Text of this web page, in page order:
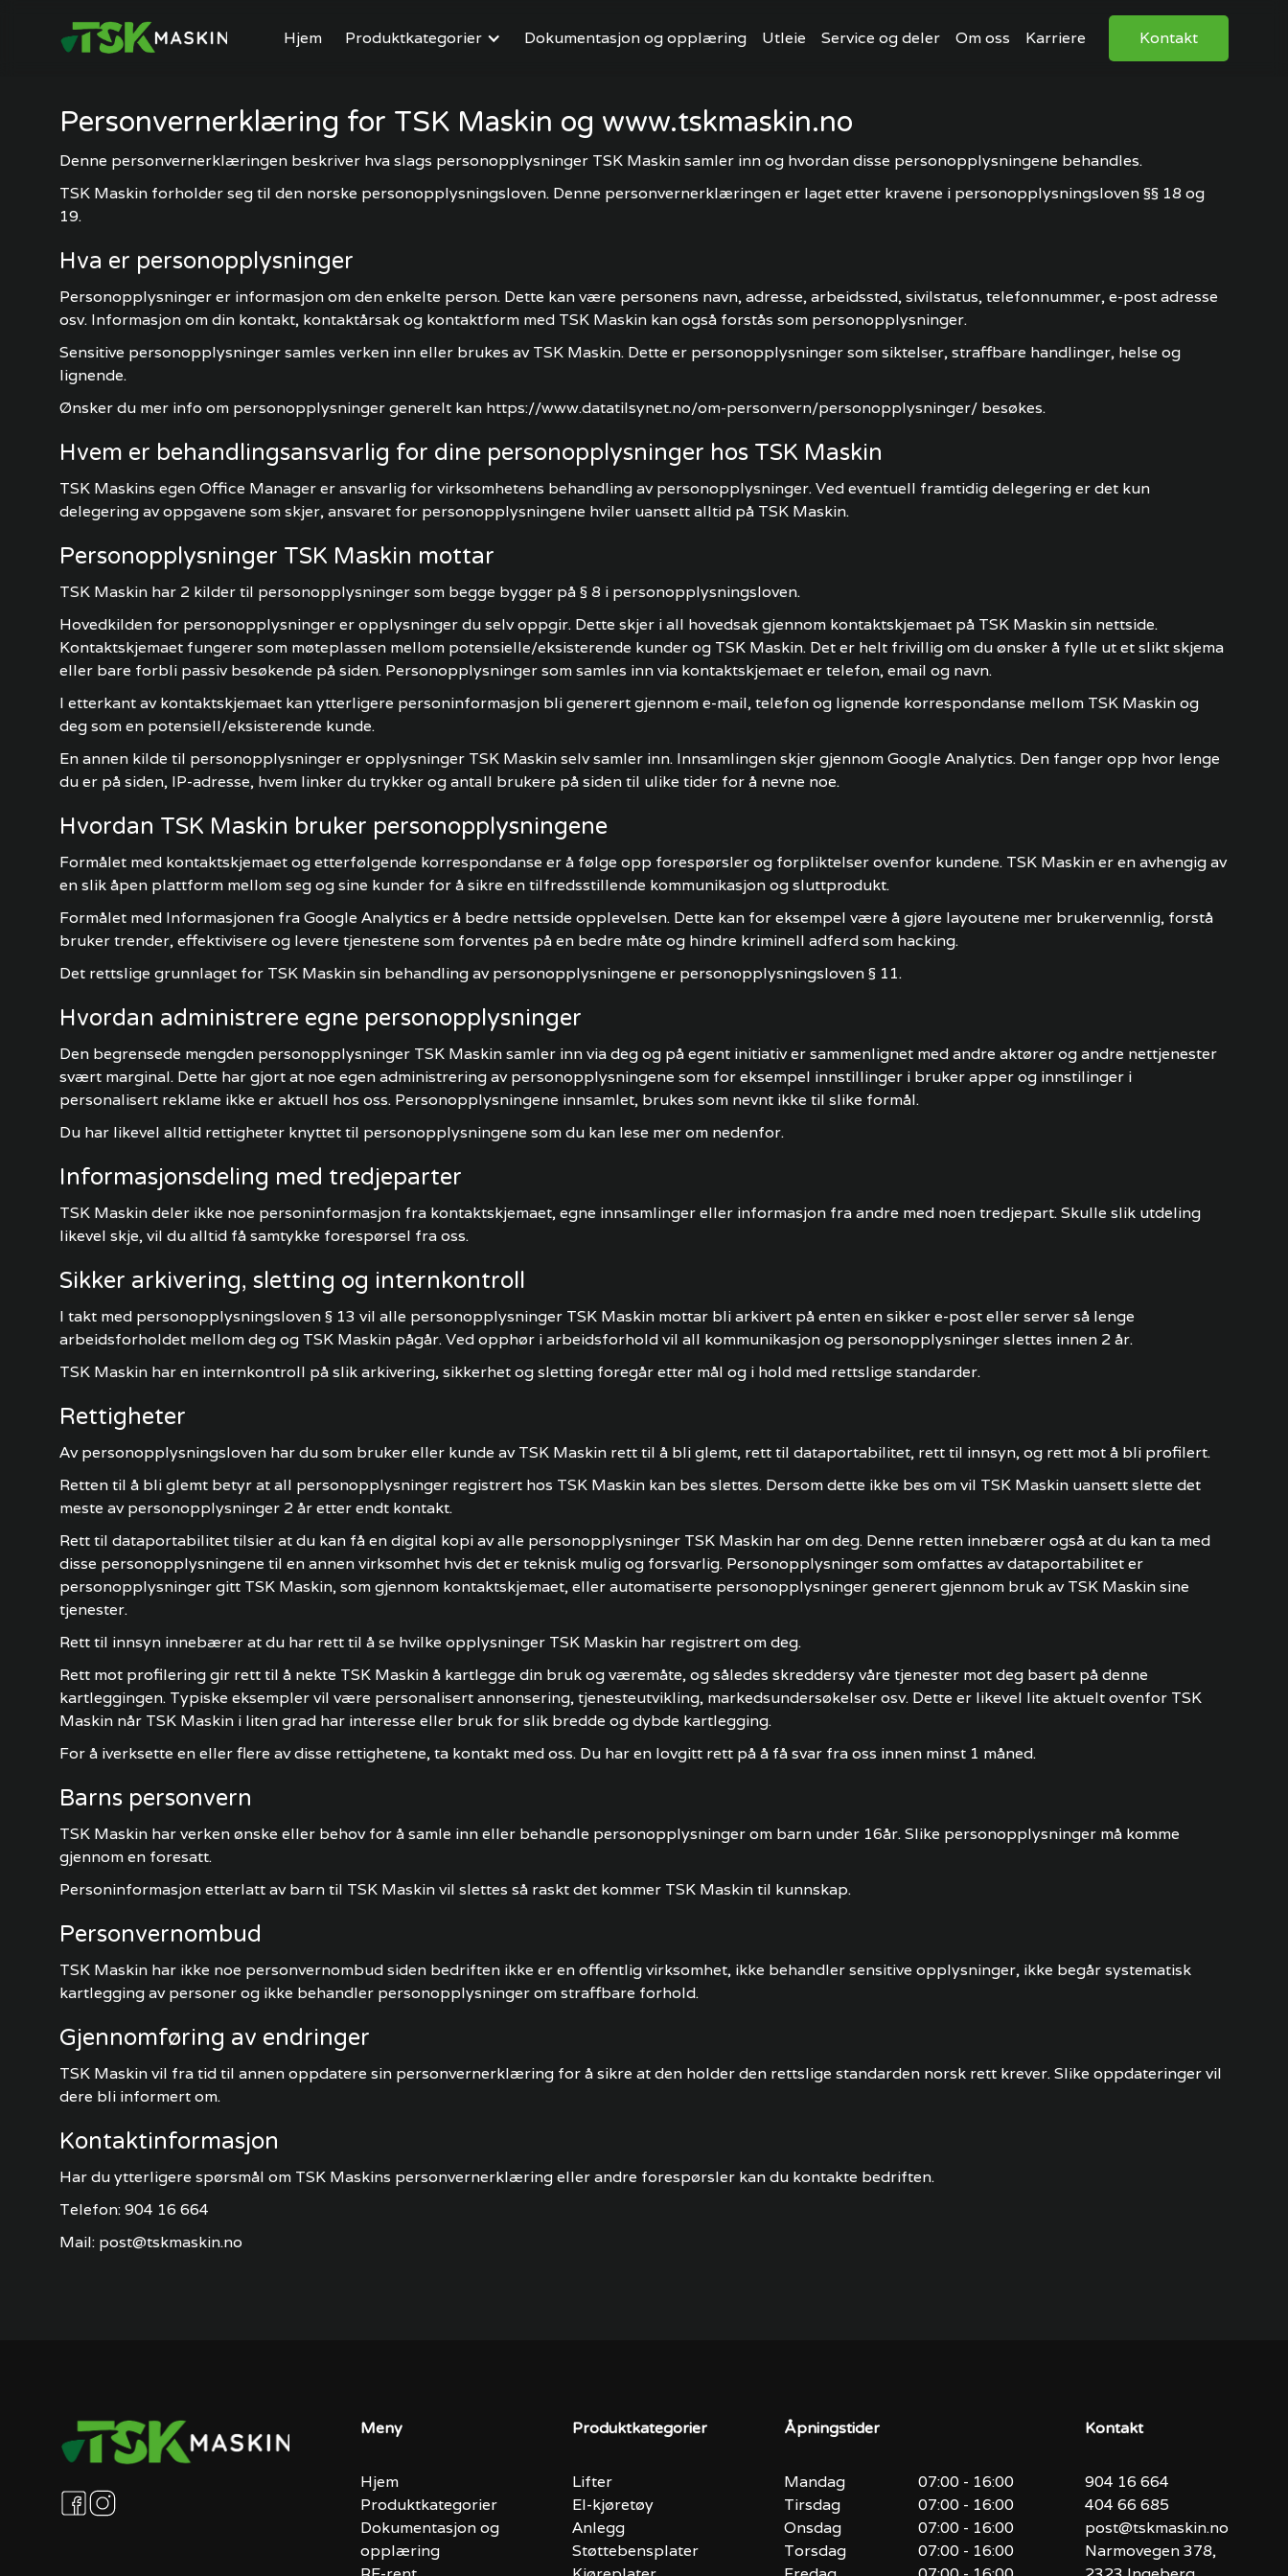
Hjem Produktkategorier Dokumentasjon og opplæring Utleie Service og deler Om oss Karriere Kontakt
Personvernerklæring for TSK Maskin og www.tskmaskin.no
Denne personvernerklæringen beskriver hva slags personopplysninger TSK Maskin samler inn og hvordan disse personopplysningene behandles.
TSK Maskin forholder seg til den norske personopplysningsloven. Denne personvernerklæringen er laget etter kravene i personopplysningsloven §§ 18 og
19.
Hva er personopplysninger
Personopplysninger er informasjon om den enkelte person. Dette kan være personens navn, adresse, arbeidssted, sivilstatus, telefonnummer, e-post adresse
osv. Informasjon om din kontakt, kontaktårsak og kontaktform med TSK Maskin kan også forstås som personopplysninger.
Sensitive personopplysninger samles verken inn eller brukes av TSK Maskin. Dette er personopplysninger som siktelser, straffbare handlinger, helse og
lignende.
Ønsker du mer info om personopplysninger generelt kan https://www.datatilsynet.no/om-personvern/personopplysninger/ besøkes.
Hvem er behandlingsansvarlig for dine personopplysninger hos TSK Maskin
TSK Maskins egen Office Manager er ansvarlig for virksomhetens behandling av personopplysninger. Ved eventuell framtidig delegering er det kun
delegering av oppgavene som skjer, ansvaret for personopplysningene hviler uansett alltid på TSK Maskin.
Personopplysninger TSK Maskin mottar
TSK Maskin har 2 kilder til personopplysninger som begge bygger på § 8 i personopplysningsloven.
Hovedkilden for personopplysninger er opplysninger du selv oppgir. Dette skjer i all hovedsak gjennom kontaktskjemaet på TSK Maskin sin nettside.
Kontaktskjemaet fungerer som møteplassen mellom potensielle/eksisterende kunder og TSK Maskin. Det er helt frivillig om du ønsker å fylle ut et slikt skjema
eller bare forbli passiv besøkende på siden. Personopplysninger som samles inn via kontaktskjemaet er telefon, email og navn.
I etterkant av kontaktskjemaet kan ytterligere personinformasjon bli generert gjennom e-mail, telefon og lignende korrespondanse mellom TSK Maskin og
deg som en potensiell/eksisterende kunde.
En annen kilde til personopplysninger er opplysninger TSK Maskin selv samler inn. Innsamlingen skjer gjennom Google Analytics. Den fanger opp hvor lenge
du er på siden, IP-adresse, hvem linker du trykker og antall brukere på siden til ulike tider for å nevne noe.
Hvordan TSK Maskin bruker personopplysningene
Formålet med kontaktskjemaet og etterfølgende korrespondanse er å følge opp forespørsler og forpliktelser ovenfor kundene. TSK Maskin er en avhengig av
en slik åpen plattform mellom seg og sine kunder for å sikre en tilfredsstillende kommunikasjon og sluttprodukt.
Formålet med Informasjonen fra Google Analytics er å bedre nettside opplevelsen. Dette kan for eksempel være å gjøre layoutene mer brukervennlig, forstå
bruker trender, effektivisere og levere tjenestene som forventes på en bedre måte og hindre kriminell adferd som hacking.
Det rettslige grunnlaget for TSK Maskin sin behandling av personopplysningene er personopplysningsloven § 11.
Hvordan administrere egne personopplysninger
Den begrensede mengden personopplysninger TSK Maskin samler inn via deg og på egent initiativ er sammenlignet med andre aktører og andre nettjenester
svært marginal. Dette har gjort at noe egen administrering av personopplysningene som for eksempel innstillinger i bruker apper og innstilinger i
personalisert reklame ikke er aktuell hos oss. Personopplysningene innsamlet, brukes som nevnt ikke til slike formål.
Du har likevel alltid rettigheter knyttet til personopplysningene som du kan lese mer om nedenfor.
Informasjonsdeling med tredjeparter
TSK Maskin deler ikke noe personinformasjon fra kontaktskjemaet, egne innsamlinger eller informasjon fra andre med noen tredjepart. Skulle slik utdeling
likevel skje, vil du alltid få samtykke forespørsel fra oss.
Sikker arkivering, sletting og internkontroll
I takt med personopplysningsloven § 13 vil alle personopplysninger TSK Maskin mottar bli arkivert på enten en sikker e-post eller server så lenge
arbeidsforholdet mellom deg og TSK Maskin pågår. Ved opphør i arbeidsforhold vil all kommunikasjon og personopplysninger slettes innen 2 år.
TSK Maskin har en internkontroll på slik arkivering, sikkerhet og sletting foregår etter mål og i hold med rettslige standarder.
Rettigheter
Av personopplysningsloven har du som bruker eller kunde av TSK Maskin rett til å bli glemt, rett til dataportabilitet, rett til innsyn, og rett mot å bli profilert.
Retten til å bli glemt betyr at all personopplysninger registrert hos TSK Maskin kan bes slettes. Dersom dette ikke bes om vil TSK Maskin uansett slette det
meste av personopplysninger 2 år etter endt kontakt.
Rett til dataportabilitet tilsier at du kan få en digital kopi av alle personopplysninger TSK Maskin har om deg. Denne retten innebærer også at du kan ta med
disse personopplysningene til en annen virksomhet hvis det er teknisk mulig og forsvarlig. Personopplysninger som omfattes av dataportabilitet er
personopplysninger gitt TSK Maskin, som gjennom kontaktskjemaet, eller automatiserte personopplysninger generert gjennom bruk av TSK Maskin sine
tjenester.
Rett til innsyn innebærer at du har rett til å se hvilke opplysninger TSK Maskin har registrert om deg.
Rett mot profilering gir rett til å nekte TSK Maskin å kartlegge din bruk og væremåte, og således skreddersy våre tjenester mot deg basert på denne
kartleggingen. Typiske eksempler vil være personalisert annonsering, tjenesteutvikling, markedsundersøkelser osv. Dette er likevel lite aktuelt ovenfor TSK
Maskin når TSK Maskin i liten grad har interesse eller bruk for slik bredde og dybde kartlegging.
For å iverksette en eller flere av disse rettighetene, ta kontakt med oss. Du har en lovgitt rett på å få svar fra oss innen minst 1 måned.
Barns personvern
TSK Maskin har verken ønske eller behov for å samle inn eller behandle personopplysninger om barn under 16år. Slike personopplysninger må komme
gjennom en foresatt.
Personinformasjon etterlatt av barn til TSK Maskin vil slettes så raskt det kommer TSK Maskin til kunnskap.
Personvernombud
TSK Maskin har ikke noe personvernombud siden bedriften ikke er en offentlig virksomhet, ikke behandler sensitive opplysninger, ikke begår systematisk
kartlegging av personer og ikke behandler personopplysninger om straffbare forhold.
Gjennomføring av endringer
TSK Maskin vil fra tid til annen oppdatere sin personvernerklæring for å sikre at den holder den rettslige standarden norsk rett krever. Slike oppdateringer vil
dere bli informert om.
Kontaktinformasjon
Har du ytterligere spørsmål om TSK Maskins personvernerklæring eller andre forespørsler kan du kontakte bedriften.
Telefon: 904 16 664
Mail: post@tskmaskin.no
Meny
Hjem
Produktkategorier
Dokumentasjon og
opplæring
Produktkategorier
Lifter
El-kjøretøy
Anlegg
Støttebensplater
Åpningstider
Mandag
07:00 - 16:00
Tirsdag
07:00 - 16:00
Onsdag
07:00 - 16:00
Torsdag
07:00 - 16:00
Kontakt
904 16 664
404 66 685
post@tskmaskin.no
Narmovegen 378,